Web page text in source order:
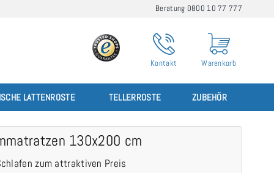
Beratung 0800 10 77 777
Kontakt Warenkorb
LATTENROSTE TELLERROSTE ZUBEHÖR
130x200 cm
zum attraktiven Preis